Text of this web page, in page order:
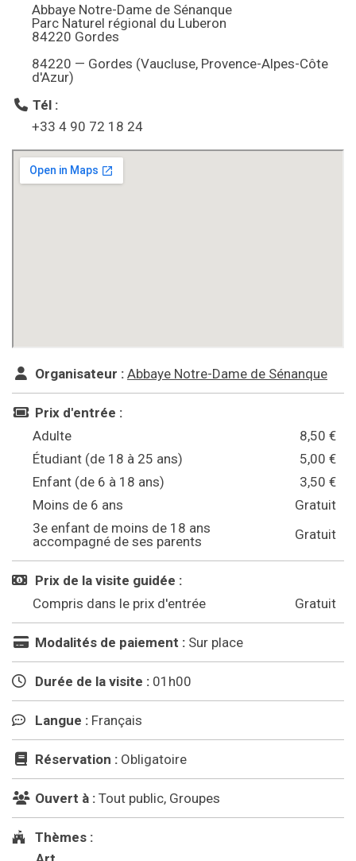
Abbaye Notre-Dame de Sénanque
Parc Naturel régional du Luberon
84220 Gordes
84220 — Gordes (Vaucluse, Provence-Alpes-Côte
d'Azur)
Tél :
+33 4 90 72 18 24
Organisateur : Abbaye Notre-Dame de Sénanque
Prix d'entrée :
Adulte
8,50 €
Étudiant (de 18 à 25 ans)
5,00 €
Enfant (de 6 à 18 ans)
3,50 €
Moins de 6 ans
Gratuit
3e enfant de moins de 18 ans
accompagné de ses parents
Gratuit
Prix de la visite guidée :
Compris dans le prix d'entrée
Gratuit
Modalités de paiement : Sur place
Durée de la visite : 01h00
Langue : Français
Réservation : Obligatoire
Ouvert à : Tout public, Groupes
Thèmes :